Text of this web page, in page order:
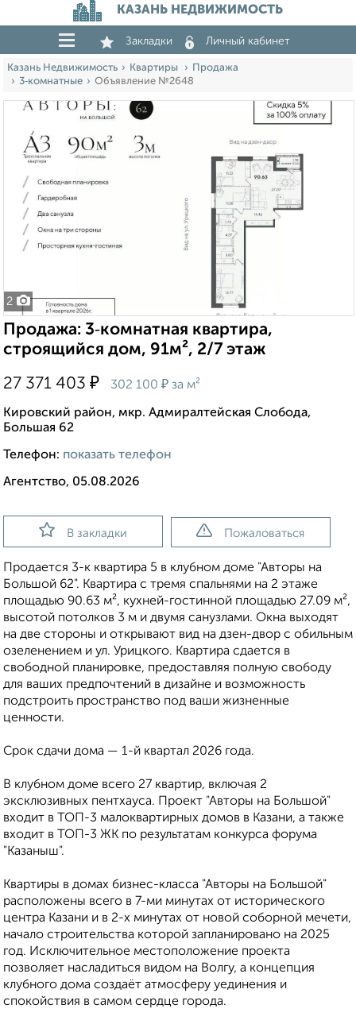
КАЗАНЬ НЕДВИЖИМОСТЬ
Закладки Личный кабинет
Казань Недвижимость Квартиры
Продажа
3‑комнатные
Объявление №2648
2
Продажа: 3‑комнатная квартира,
строящийся дом, 91м², 2/7 этаж
27 371 403 ₽ 302 100 ₽ за м²
Кировский район, мкр. Адмиралтейская Слобода,
Большая 62
Телефон: показать телефон
Агентство, 05.08.2026
В закладки Пожаловаться
Продается 3-к квартира 5 в клубном доме "Авторы на
Большой 62". Квартира с тремя спальнями на 2 этаже
площадью 90.63 м², кухней-гостинной площадью 27.09 м²,
высотой потолков 3 м и двумя санузлами. Окна выходят
на две стороны и открывают вид на дзен-двор с обильным
озеленением и ул. Урицкого. Квартира сдается в
свободной планировке, предоставляя полную свободу
для ваших предпочтений в дизайне и возможность
подстроить пространство под ваши жизненные
ценности.
Срок сдачи дома — 1-й квартал 2026 года.
В клубном доме всего 27 квартир, включая 2
эксклюзивных пентхауса. Проект "Авторы на Большой"
входит в ТОП-3 малоквартирных домов в Казани, а также
входит в ТОП-3 ЖК по результатам конкурса форума
"Казаныш".
Квартиры в домах бизнес-класса "Авторы на Большой"
расположены всего в 7-ми минутах от исторического
центра Казани и в 2-х минутах от новой соборной мечети,
начало строительства которой запланировано на 2025
год. Исключительное местоположение проекта
позволяет насладиться видом на Волгу, а концепция
клубного дома создаёт атмосферу уединения и
спокойствия в самом сердце города.